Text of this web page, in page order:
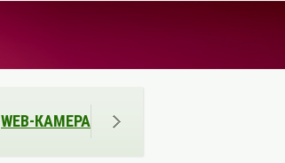
WEB-КАМЕРА